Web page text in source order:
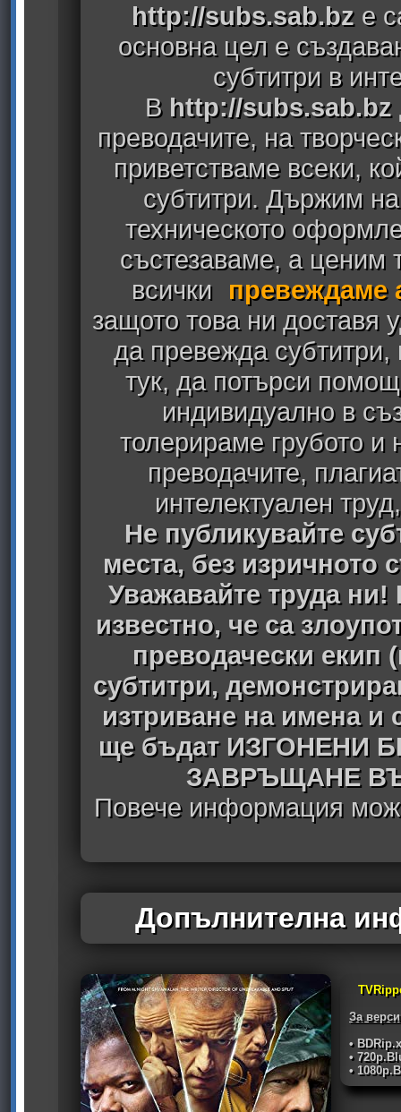
http://subs.sab.bz е
основна цел е
субтитри в
В http://subs.sab.bz
преводачите, на
приветстваме всеки,
субтитри. Държим
техническото
състезаваме, а ценим
всички
превеждаме
защото това ни доставя
да превежда
тук, да потърси
индивидуално в
толерираме грубото
преводачите,
интелектуален
Не публикувайте
места, без изричното
Уважавайте труда ни!
известно, че са
преводачески екип
субтитри,
изтриване на имена
ще бъдат ИЗГОНЕНИ
ЗАВРЪЩАНЕ
Повече информация
Допълнителна
За
•
•
•